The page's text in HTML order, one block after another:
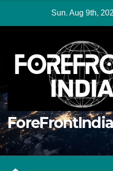
Sun. Aug 9th,
ForeFrontIndia